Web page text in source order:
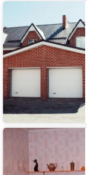
Дом
Полесье
на
Банном
озере
Дом